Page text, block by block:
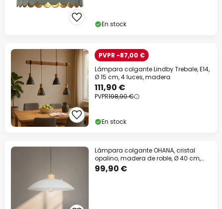
En stock
PVPR -87,00 €
Lámpara colgante Lindby Trebale, E14,
Ø 15 cm, 4 luces, madera
111,90 €
PVPR198,90 €
En stock
Lámpara colgante OHANA, cristal
opalino, madera de roble, Ø 40 cm,
E27
99,90 €